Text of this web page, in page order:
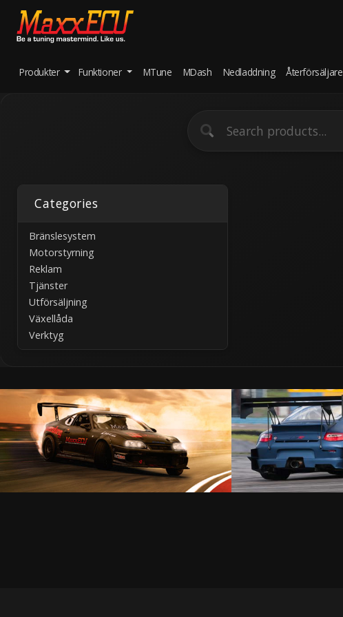
Produkter Funktioner MTune MDash Nedladdning Återförsäljare
Categories
Bränslesystem
Motorstyrning
Reklam
Tjänster
Utförsäljning
Växellåda
Verktyg